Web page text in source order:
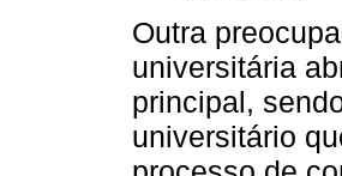
Outra
universitária
principal,
universitário